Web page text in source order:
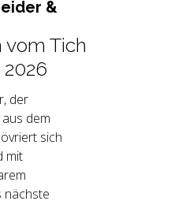
&
vom Tich
der
dem
sich
mit
nächste